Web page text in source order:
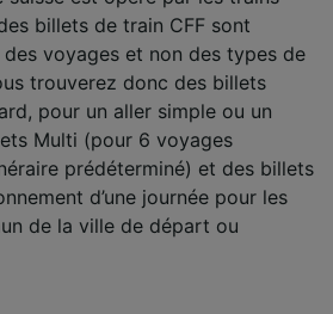
billets de train CFF sont
voyages et non des types de
trouverez donc des billets
pour un aller simple ou un
Multi (pour 6 voyages
prédéterminé) et des billets
d’une journée pour les
de la ville de départ ou